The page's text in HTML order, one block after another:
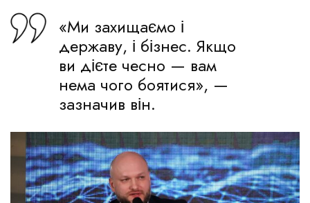
«Ми захищаємо і
державу, і бізнес. Якщо
ви дієте чесно — вам
нема чого боятися», —
зазначив він.